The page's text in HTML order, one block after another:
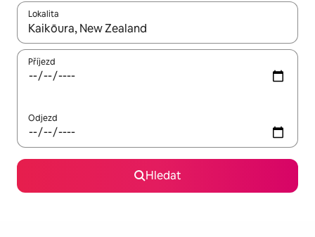
Lokalita
Až budou výsledky k dispozici, můžeš si je procházet pomocí
Příjezd
Odjezd
Hledat